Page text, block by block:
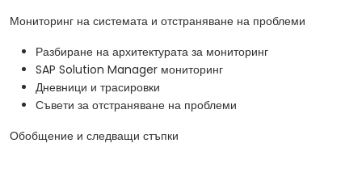
Мониторинг на системата и отстраняване на проблеми
Разбиране на архитектурата за мониторинг
SAP Solution Manager мониторинг
Дневници и трасировки
Съвети за отстраняване на проблеми
Обобщение и следващи стъпки